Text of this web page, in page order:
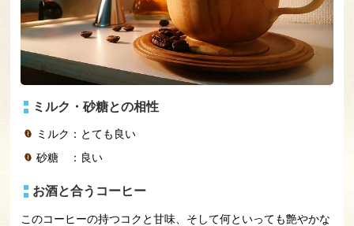
ミルク・砂糖との相性
ミルク：とても良い
砂糖 ：良い
お酒と合うコーヒー
このコーヒーの持つコクと甘味、そして何といっても艶やかな